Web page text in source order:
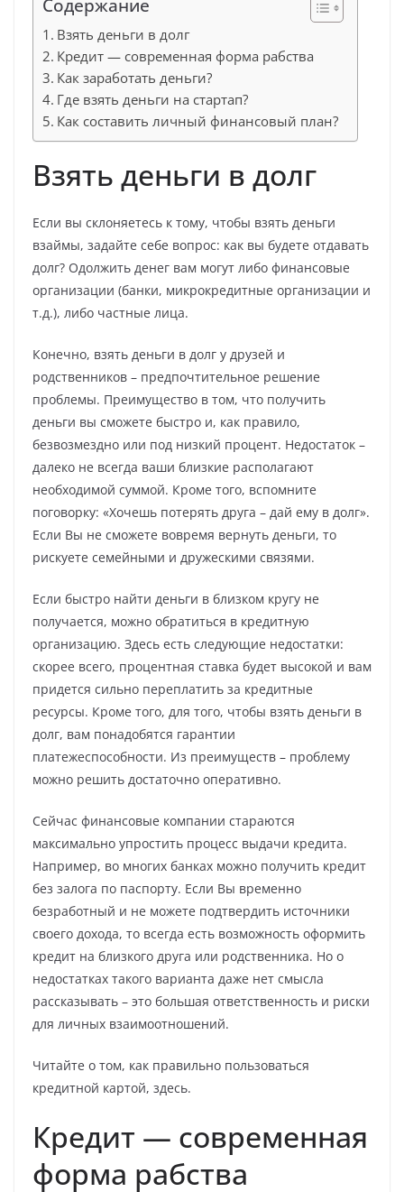
Содержание
Взять деньги в долг
Кредит — современная форма рабства
Как заработать деньги?
Где взять деньги на стартап?
Как составить личный финансовый план?
Взять деньги в долг
Если вы склоняетесь к тому, чтобы взять деньги
взаймы, задайте себе вопрос: как вы будете отдавать
долг? Одолжить денег вам могут либо финансовые
организации (банки, микрокредитные организации и
т.д.), либо частные лица.
Конечно, взять деньги в долг у друзей и
родственников – предпочтительное решение
проблемы. Преимущество в том, что получить
деньги вы сможете быстро и, как правило,
безвозмездно или под низкий процент. Недостаток –
далеко не всегда ваши близкие располагают
необходимой суммой. Кроме того, вспомните
поговорку: «Хочешь потерять друга – дай ему в долг».
Если Вы не сможете вовремя вернуть деньги, то
рискуете семейными и дружескими связями.
Если быстро найти деньги в близком кругу не
получается, можно обратиться в кредитную
организацию. Здесь есть следующие недостатки:
скорее всего, процентная ставка будет высокой и вам
придется сильно переплатить за кредитные
ресурсы. Кроме того, для того, чтобы взять деньги в
долг, вам понадобятся гарантии
платежеспособности. Из преимуществ – проблему
можно решить достаточно оперативно.
Сейчас финансовые компании стараются
максимально упростить процесс выдачи кредита.
Например, во многих банках можно получить кредит
без залога по паспорту. Если Вы временно
безработный и не можете подтвердить источники
своего дохода, то всегда есть возможность оформить
кредит на близкого друга или родственника. Но о
недостатках такого варианта даже нет смысла
рассказывать – это большая ответственность и риски
для личных взаимоотношений.
Читайте о том, как правильно пользоваться
кредитной картой, здесь.
Кредит — современная
форма рабства